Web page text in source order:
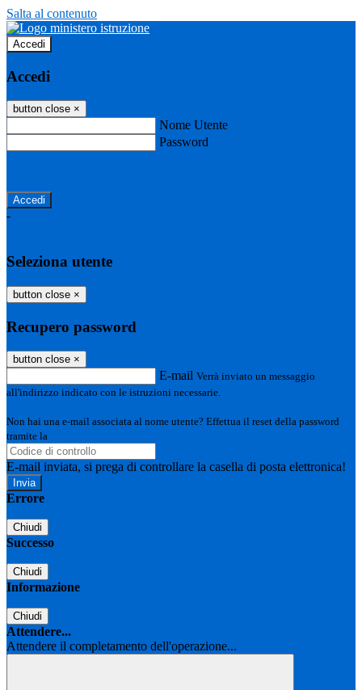
Salta al contenuto
Accedi
Accedi
button close ×
Nome Utente
Password
-
Seleziona utente
button close ×
Recupero password
button close ×
E-mail Verrà inviato un messaggio
all'indirizzo indicato con le istruzioni necessarie.
Non hai una e-mail associata al nome utente? Effettua il reset della password
tramite la
E-mail inviata, si prega di controllare la casella di posta elettronica!
Errore
Chiudi
Successo
Chiudi
Informazione
Chiudi
Attendere...
Attendere il completamento dell'operazione...